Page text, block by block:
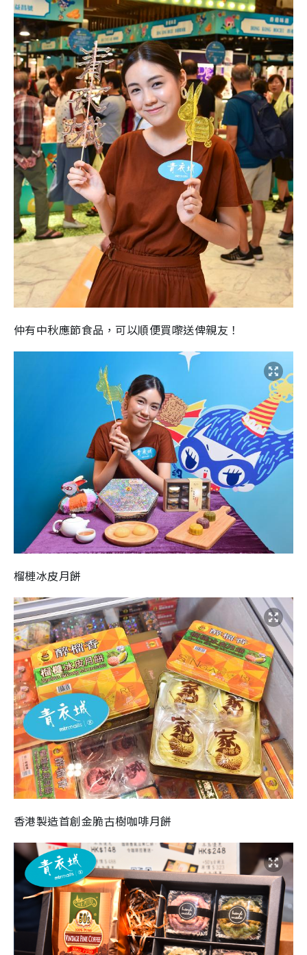
仲有中秋應節食品，可以順便買嚟送俾親友！
榴槤冰皮月餅
香港製造首創金脆古樹咖啡月餅